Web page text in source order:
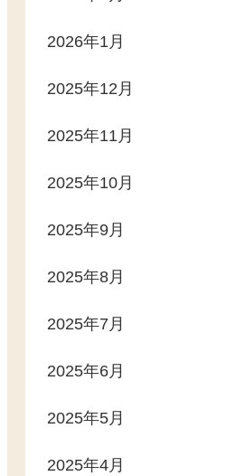
2026年1月
2025年12月
2025年11月
2025年10月
2025年9月
2025年8月
2025年7月
2025年6月
2025年5月
2025年4月